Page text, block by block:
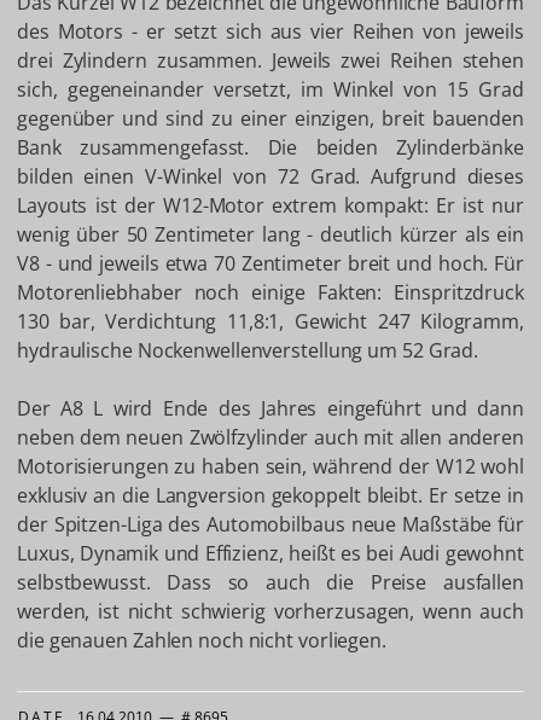
des Motors - er setzt sich aus vier Reihen von jeweils
drei Zylindern zusammen. Jeweils zwei Reihen stehen
sich, gegeneinander versetzt, im Winkel von 15 Grad
gegenüber und sind zu einer einzigen, breit bauenden
Bank zusammengefasst. Die beiden Zylinderbänke
bilden einen V-Winkel von 72 Grad. Aufgrund dieses
Layouts ist der W12-Motor extrem kompakt: Er ist nur
wenig über 50 Zentimeter lang - deutlich kürzer als ein
V8 - und jeweils etwa 70 Zentimeter breit und hoch. Für
Motorenliebhaber noch einige Fakten: Einspritzdruck
130 bar, Verdichtung 11,8:1, Gewicht 247 Kilogramm,
hydraulische Nockenwellenverstellung um 52 Grad.
Der A8 L wird Ende des Jahres eingeführt und dann
neben dem neuen Zwölfzylinder auch mit allen anderen
Motorisierungen zu haben sein, während der W12 wohl
exklusiv an die Langversion gekoppelt bleibt. Er setze in
der Spitzen-Liga des Automobilbaus neue Maßstäbe für
Luxus, Dynamik und Effizienz, heißt es bei Audi gewohnt
selbstbewusst. Dass so auch die Preise ausfallen
werden, ist nicht schwierig vorherzusagen, wenn auch
die genauen Zahlen noch nicht vorliegen.